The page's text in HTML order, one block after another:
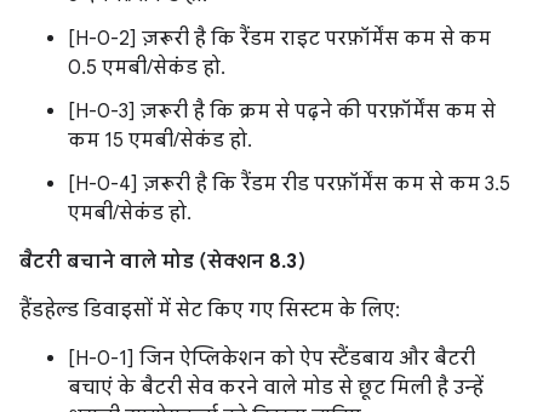
[H-0-2] ज़रूरी है कि रैंडम राइट परफ़ॉर्मेंस कम से कम
0.5 एमबी/सेकंड हो.
[H-0-3] ज़रूरी है कि क्रम से पढ़ने की परफ़ॉर्मेंस कम से
कम 15 एमबी/सेकंड हो.
[H-0-4] ज़रूरी है कि रैंडम रीड परफ़ॉर्मेंस कम से कम 3.5
एमबी/सेकंड हो.
बैटरी बचाने वाले मोड (सेक्शन 8.3)
हैंडहेल्ड डिवाइसों में सेट किए गए सिस्टम के लिए:
[H-0-1] जिन ऐप्लिकेशन को ऐप स्टैंडबाय और बैटरी
बचाएं के बैटरी सेव करने वाले मोड से छूट मिली है उन्हें